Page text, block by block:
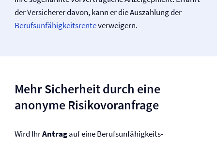
der Versicherer davon, kann er die Auszahlung der
Berufs­unfähigkeitsrenteverweigern.
Mehr Sicherheit durch eine
anonyme Risiko­voranfrage
Wird IhrAntragauf eine Berufs­unfähigkeits­